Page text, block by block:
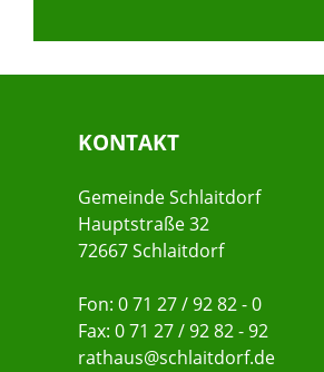
KONTAKT
Gemeinde Schlaitdorf
Hauptstraße 32
72667 Schlaitdorf
Fon: 0 71 27 / 92 82 - 0
Fax: 0 71 27 / 92 82 - 92
rathaus@schlaitdorf.de